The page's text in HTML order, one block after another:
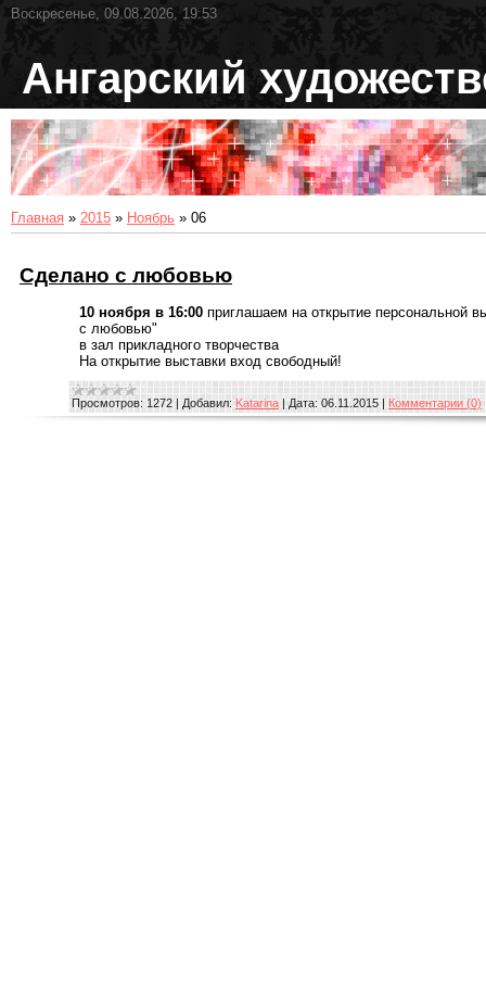
Воскресенье, 09.08.2026, 19:53
Ангарский
Главная » 2015 » Ноябрь » 06
Сделано с любовью
10 ноября в 16:00 приглашаем на открытие персональной
с любовью"
в зал прикладного творчества
На открытие выставки вход свободный!
Просмотров: 1272 | Добавил: Katarina | Дата: 06.11.2015 | Комментарии (0)